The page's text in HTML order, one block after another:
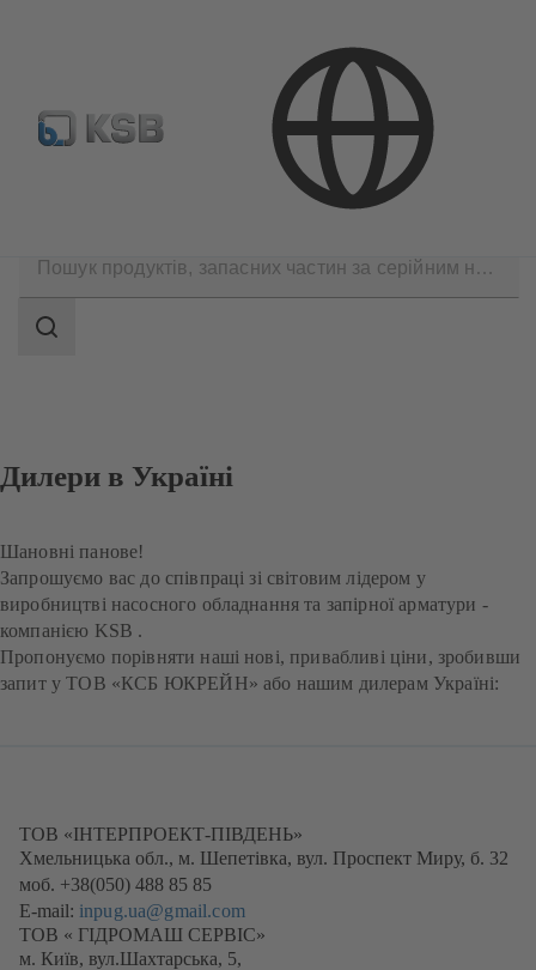
ДИЛЕРИ
scope
Search
Дилери в Україні
Шановні панове!
Запрошуємо вас до співпраці зі світовим лідером у
виробництві насосного обладнання та запірної арматури -
компанією KSB .
Пропонуємо порівняти наші нові, привабливі ціни, зробивши
запит у ТОВ «КСБ ЮКРЕЙН» або нашим дилерам Україні:
ТОВ «ІНТЕРПРОЕКТ-ПІВДЕНЬ»
Хмельницька обл., м. Шепетівка, вул. Проспект Миру, б. 32
моб. +38(050) 488 85 85
E-mail: inpug.ua@gmail.com
ТОВ « ГІДРОМАШ СЕРВІС»
м. Київ, вул.Шахтарська, 5,